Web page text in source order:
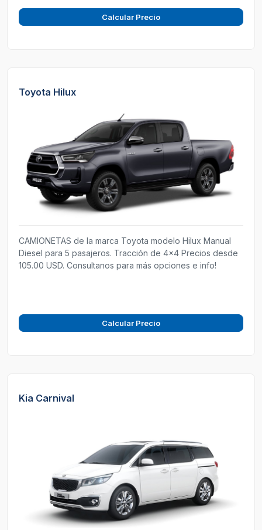
Calcular Precio
Toyota Hilux
CAMIONETAS de la marca Toyota modelo Hilux Manual
Diesel para 5 pasajeros. Tracción de 4x4 Precios desde
105.00 USD. Consultanos para más opciones e info!
Calcular Precio
Kia Carnival